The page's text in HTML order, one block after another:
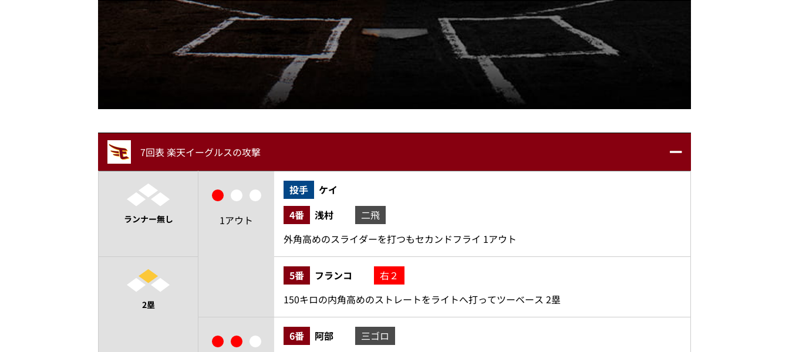
7回表 楽天イーグルスの攻撃
ランナー無し 1アウト
投手
ケイ
4番
浅村
二飛
外角高めのスライダーを打つもセカンドフライ 1アウト
2塁
5番 フランコ
右２
150キロの内角高めのストレートをライトへ打ってツーベース 2塁
6番 阿部
三ゴロ